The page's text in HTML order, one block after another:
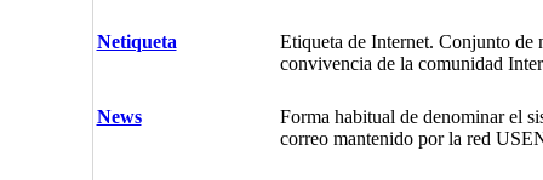
Netiqueta
Etiqueta de Internet. Conjunto de
convivencia de la comunidad
News
Forma habitual de denominar el
correo mantenido por la red